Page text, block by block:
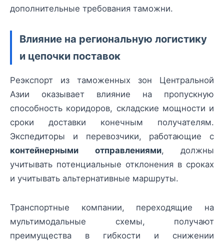
дополнительные требования таможни.
Влияние на региональную логистику
и цепочки поставок
Реэкспорт из таможенных зон Центральной
Азии оказывает влияние на пропускную
способность коридоров, складские мощности и
сроки доставки конечным получателям.
Экспедиторы и перевозчики, работающие с
контейнерными отправлениями, должны
учитывать потенциальные отклонения в сроках
и учитывать альтернативные маршруты.
Транспортные компании, переходящие на
мультимодальные схемы, получают
преимущества в гибкости и снижении